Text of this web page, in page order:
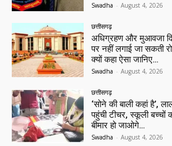
Swadha - August 4, 2026
छत्तीसगढ़
अधिग्रहण और मुआवजा
पर नहीं लगाई जा सकती
क्यों कहा ऐसा जानिए…
Swadha - August 4, 2026
छत्तीसगढ़
‘सोने की बाली कहां है’,
पहुंची टीचर, स्कूली बच्चों
बीमार हो जाओगे…
Swadha - August 4, 2026